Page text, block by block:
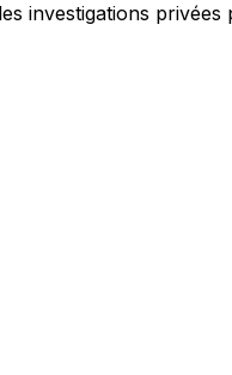
investigations